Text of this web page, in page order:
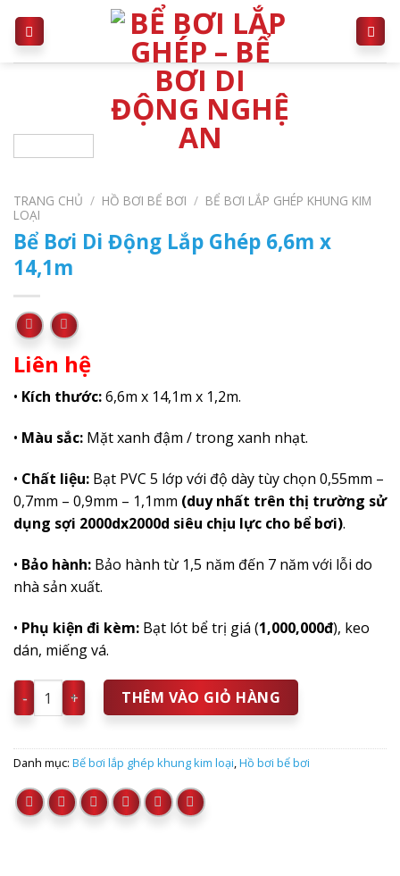
TRANG CHỦ / HỒ BƠI BỂ BƠI / BỂ BƠI LẮP GHÉP KHUNG KIM
LOẠI
Bể Bơi Di Động Lắp Ghép 6,6m x
14,1m
Liên hệ
• Kích thước:6,6m x 14,1m x 1,2m.
• Màu sắc: Mặt xanh đậm / trong xanh nhạt.
• Chất liệu: Bạt PVC 5 lớp với độ dày tùy chọn 0,55mm –
0,7mm – 0,9mm – 1,1mm (duy nhất trên thị trường sử
dụng sợi 2000dx2000d siêu chịu lực cho bể bơi).
• Bảo hành: Bảo hành từ 1,5 năm đến 7 năm với lỗi do
nhà sản xuất.
• Phụ kiện đi kèm: Bạt lót bể trị giá (1,000,000đ), keo
dán, miếng vá.
Bể Bơi Di Động Lắp Ghép 6,6m x 14,1m số lượng
THÊM VÀO GIỎ HÀNG
Danh mục: Bể bơi lắp ghép khung kim loại,Hồ bơi bể bơi